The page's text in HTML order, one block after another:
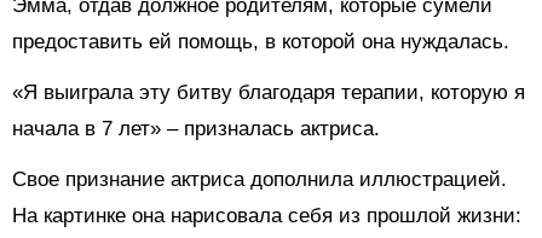
Эмма, отдав должное родителям, которые сумели
предоставить ей помощь, в которой она нуждалась.
«Я выиграла эту битву благодаря терапии, которую я
начала в 7 лет» – призналась актриса.
Свое признание актриса дополнила иллюстрацией.
На картинке она нарисовала себя из прошлой жизни: